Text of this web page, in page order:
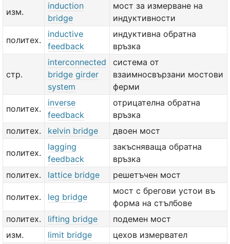
изм.
induction
bridge
мост за измерване на
индуктивности
политех.
inductive
feedback
индуктивна обратна
връзка
стр.
interconnected
bridge girder
system
система от
взаимносвързани мостови
ферми
политех.
inverse
feedback
отрицателна обратна
връзка
политех.
kelvin bridge двоен мост
политех.
lagging
feedback
закъсняваща обратна
връзка
политех.
lattice bridge решетъчен мост
политех. leg bridge
мост с брегови устои въ
форма на стълбове
политех.
lifting bridge
подемен мост
изм.
limit bridge цехов измервател